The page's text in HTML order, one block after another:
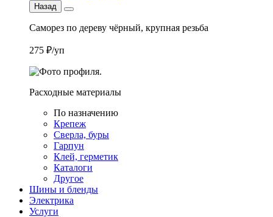
Назад
Саморез по дереву чёрный, крупная резьба
275 ₽/уп
Расходные материалы
По назначению
Крепеж
Сверла, буры
Гарпун
Клей, герметик
Каталоги
Другое
Шины и бленды
Электрика
Услуги